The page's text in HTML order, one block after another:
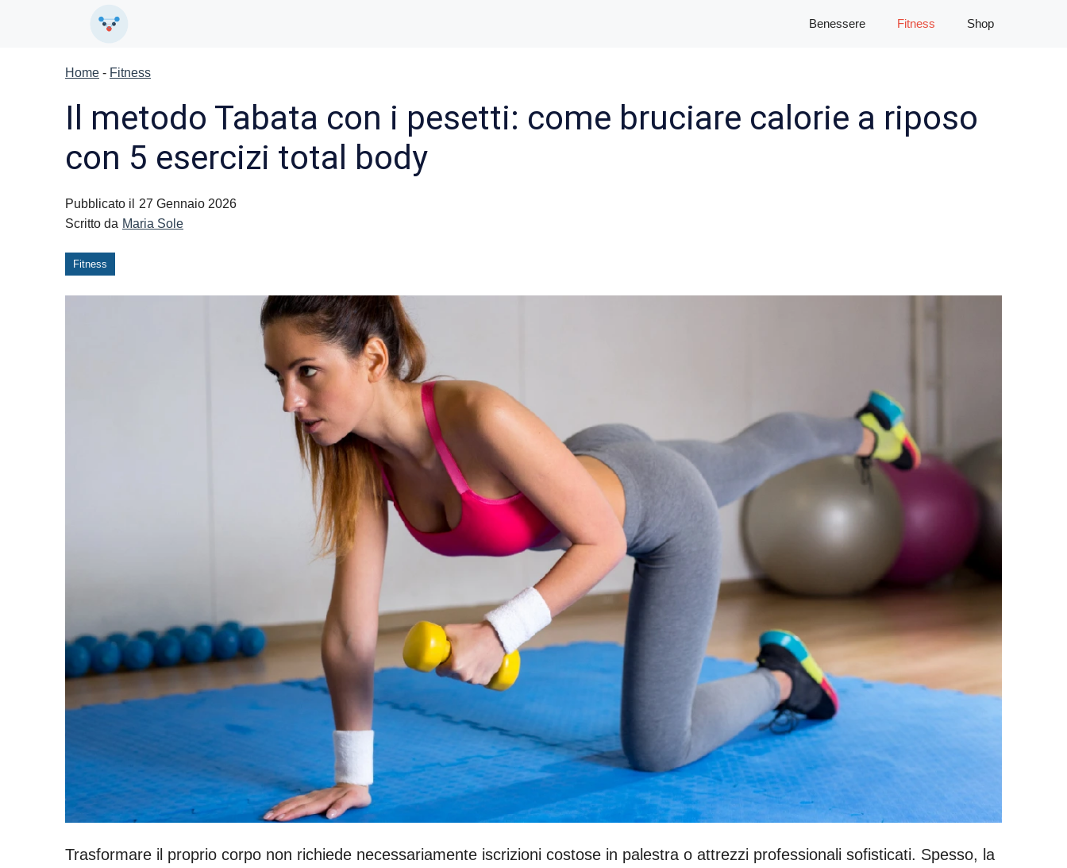
Benessere Fitness Shop
Home - Fitness
Il metodo Tabata con i pesetti: come bruciare calorie a riposo
con 5 esercizi total body
Pubblicato il
27 Gennaio 2026
Scritto da Maria Sole
Fitness
Trasformare il proprio corpo non richiede necessariamente iscrizioni costose in palestra o attrezzi professionali sofisticati. Spesso, la